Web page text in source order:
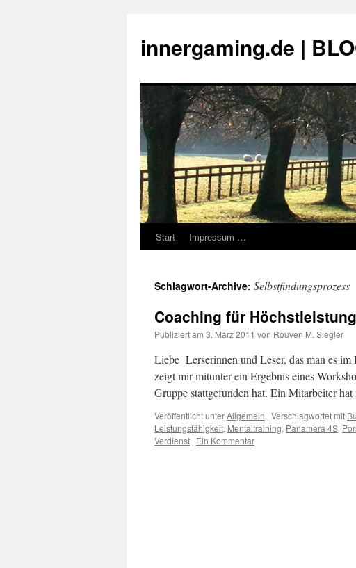
innergaming.de |
Zum
springen
Start Impressum …
Schlagwort-Archive: Selbstfindungsprozess
Coaching für
Publiziert am 3. März 2011 von Rouven M. Siegler
Liebe Lerserinnen und Leser, das man es
zeigt mir mitunter ein Ergebnis eines
Gruppe stattgefunden hat. Ein Mitarbeiter
Veröffentlicht unterAllgemein | Verschlagwortet mit
Leistungsfähigkeit, Mentaltraining, Panamera 4S,
Verdienst | Ein Kommentar